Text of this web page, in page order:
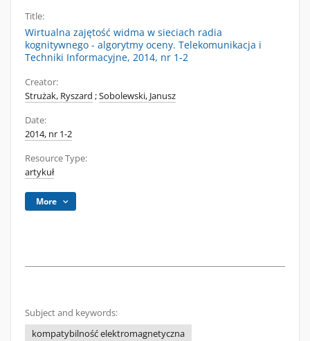
Title:
Wirtualna zajętość widma w sieciach radia
kognitywnego - algorytmy oceny. Telekomunikacja i
Techniki Informacyjne, 2014, nr 1-2
Creator:
Strużak, Ryszard ;Sobolewski, Janusz
Date:
2014, nr 1-2
Resource Type:
artykuł
More
Subject and keywords:
kompatybilność elektromagnetyczna